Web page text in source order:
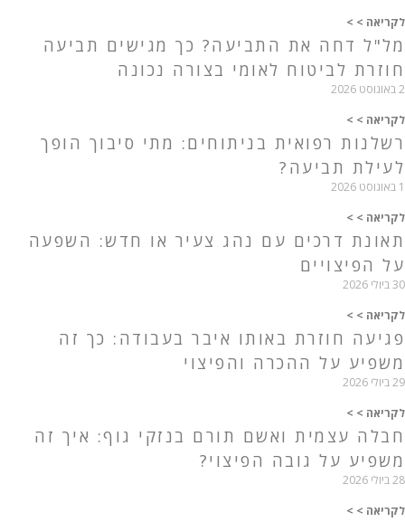
לקריאה > >
מל"ל דחה את התביעה? כך מגישים תביעה
חוזרת לביטוח לאומי בצורה נכונה
2 באוגוסט 2026
לקריאה > >
רשלנות רפואית בניתוחים: מתי סיבוך הופך
לעילת תביעה?
1 באוגוסט 2026
לקריאה > >
תאונת דרכים עם נהג צעיר או חדש: השפעה
על הפיצויים
30 ביולי 2026
לקריאה > >
פגיעה חוזרת באותו איבר בעבודה: כך זה
משפיע על ההכרה והפיצוי
29 ביולי 2026
לקריאה > >
חבלה עצמית ואשם תורם בנזקי גוף: איך זה
משפיע על גובה הפיצוי?
28 ביולי 2026
לקריאה > >